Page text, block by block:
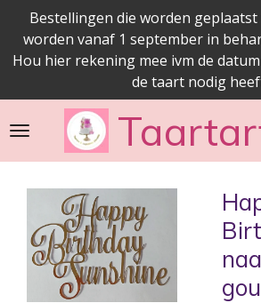
direct
naar
hoofdinhoud
Bestellingen die worden
worden vanaf 1 september in
Hou hier rekening mee ivm de
de taart nodig